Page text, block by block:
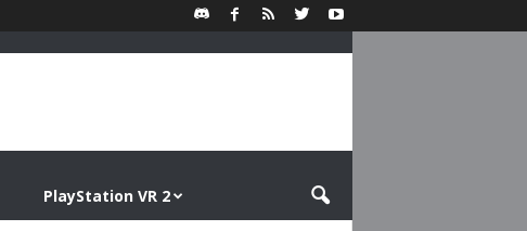
PlayStation VR 2